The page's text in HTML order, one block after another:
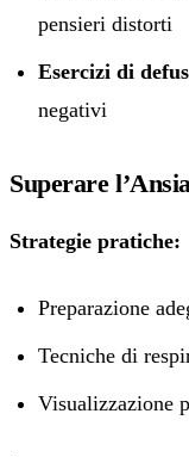
pensieri distorti
Esercizi di
negativi
Superare
Strategie pratiche:
Preparazione
Tecniche di
Visualizzazione